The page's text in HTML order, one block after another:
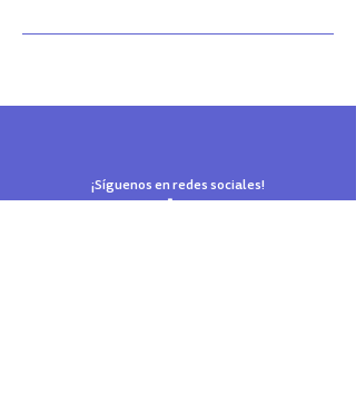
¡Síguenos en redes sociales!